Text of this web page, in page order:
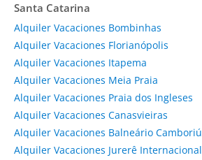
Santa Catarina
Alquiler Vacaciones Bombinhas
Alquiler Vacaciones Florianópolis
Alquiler Vacaciones Itapema
Alquiler Vacaciones Meia Praia
Alquiler Vacaciones Praia dos Ingleses
Alquiler Vacaciones Canasvieiras
Alquiler Vacaciones Balneário Camboriú
Alquiler Vacaciones Jurerê Internacional